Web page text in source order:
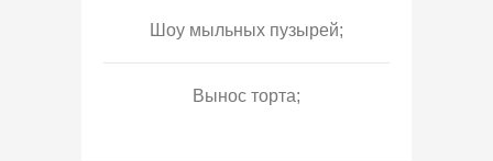
Шоу мыльных пузырей;
Вынос торта;